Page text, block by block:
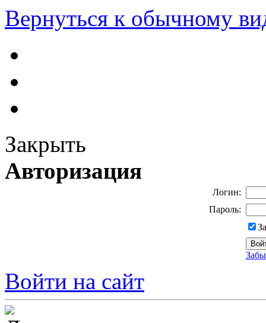
Вернуться к обычному
Закрыть
Авторизация
Логин:
Пароль:
Войти на сайт